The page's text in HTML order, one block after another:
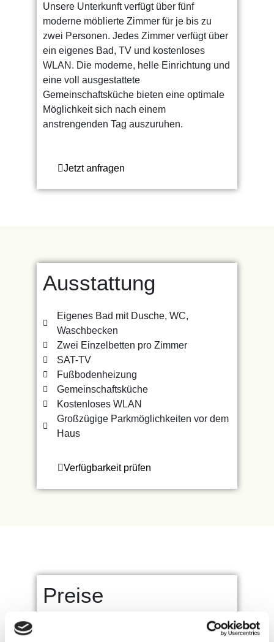
Unsere Unterkunft verfügt über fünf
moderne möblierte Zimmer für je bis zu
zwei Personen. Jedes Zimmer verfügt über
ein eigenes Bad, TV und kostenloses
WLAN. Die moderne, helle Einrichtung und
eine voll ausgestattete
Gemeinschaftsküche bieten eine optimale
Möglichkeit sich nach einem
anstrengenden Tag auszuruhen.
Jetzt anfragen
Ausstattung
Eigenes Bad mit Dusche, WC,
Waschbecken
Zwei Einzelbetten pro Zimmer
SAT-TV
Fußbodenheizung
Gemeinschaftsküche
Kostenloses WLAN
Großzügige Parkmöglichkeiten vor dem
Haus
Verfügbarkeit prüfen
Preise
Die Preise gelten pro Zimmer pro Nacht.